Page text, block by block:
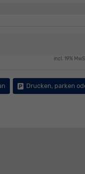
incl. 19%
Drucken, parken